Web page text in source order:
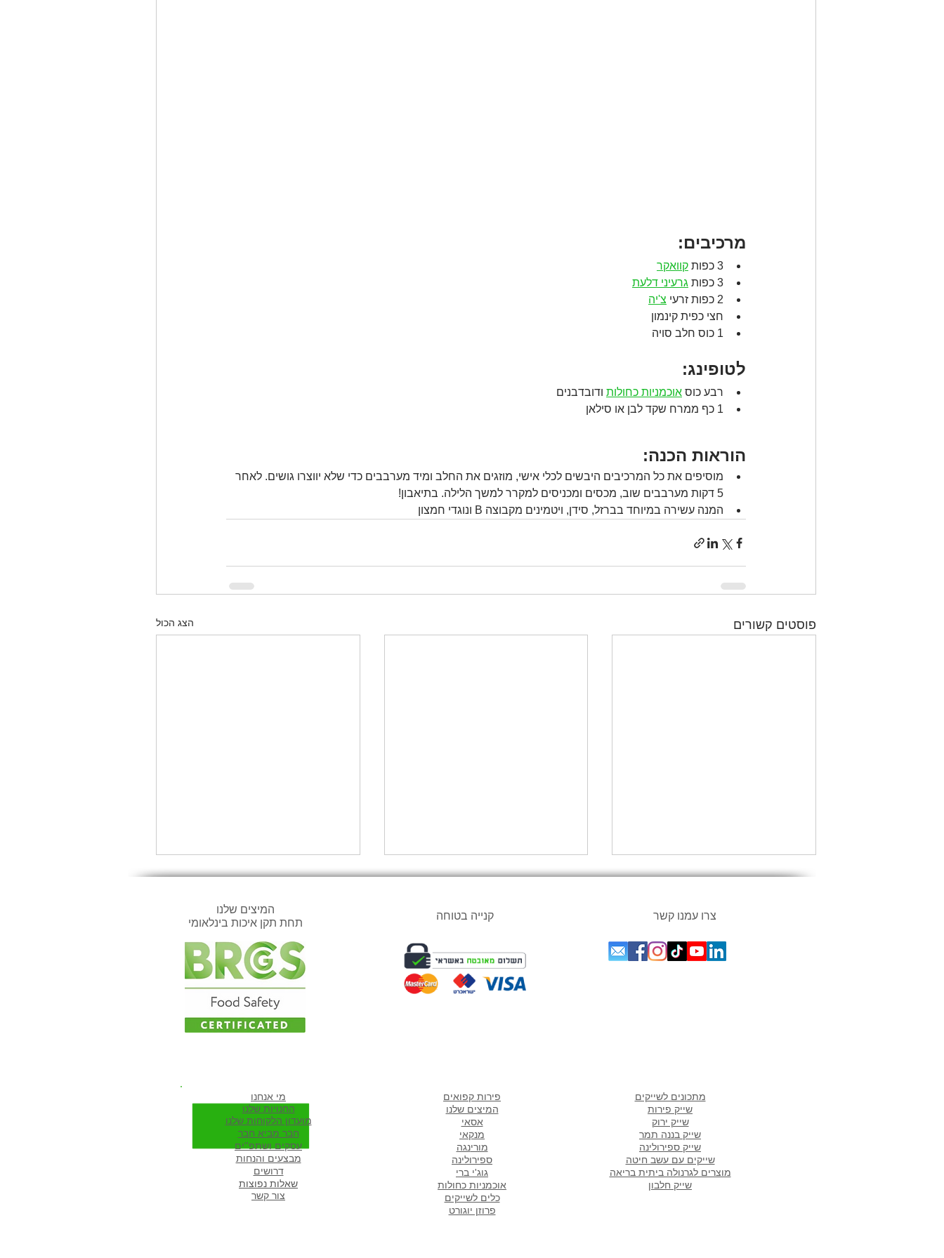
מרכיבים:
3 כפות
קוואקר
3 כפות
גרעיני דלעת
2 כפות זרעי
צ'יה
חצי כפית קינמון
1 כוס חלב סויה
לטופינג:
רבע כוס אוכמניות כחולות ודובדבנים
1 כף ממרח שקד לבן או סילאן
הוראות הכנה:
מוסיפים את כל המרכיבים היבשים לכלי אישי, מוזגים את החלב ומיד מערבבים כדי שלא יווצרו גושים. לאחר
5 דקות מערבבים שוב, מכסים ומכניסים למקרר למשך הלילה. בתיאבון!
המנה עשירה במיוחד בברזל, סידן, ויטמינים מקבוצה B ונוגדי חמצון
פוסטים קשורים הצג הכול
🥂 9 מתכונים חגיגיים
מתכוני קיץ משגעים
המיצים שלנו
תחת תקן איכות בינלאומי
קנייה בטוחה צרו עמנו קשר
פירות קפואים
המיצים שלנו
אסאי
מנקאי
מורינגה
ספירולינה
גוג'י ברי
אוכמניות כחולות
כלים לשייקים
פרוזן יוגורט
מי אנחנו
החנויות שלנו
מועדון הלקוחות שלנו
חבר מביא חבר
עסקים ושתפ''ים
מבצעים והנחות
דרושים
שאלות נפוצות
צור קשר
מתכונים לשייקים
שייק פירות
שייק ירוק
שייק בננה תמר
שייק ספירולינה
שייקים עם עשב חיטה
מוצרים לגרנולה ביתית בריאה
שייק חלבון